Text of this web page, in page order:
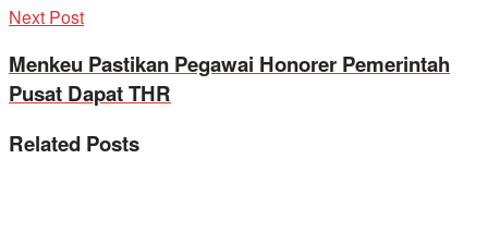
Next Post
Menkeu Pastikan Pegawai Honorer Pemerintah
Pusat Dapat THR
Related Posts